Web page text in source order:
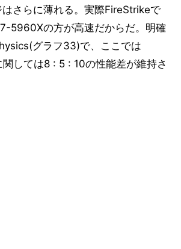
さらに薄れる。実際FireStrikeで
5960Xの方が高速だからだ。明確
グラフ33)で、ここでは
しては8 : 5 : 10の性能差が維持さ